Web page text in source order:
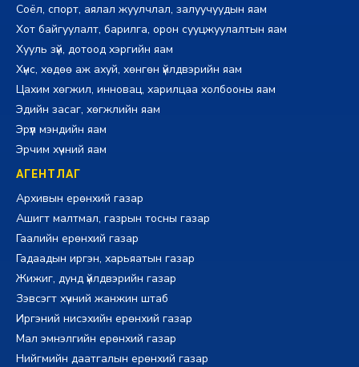
Соёл, спорт, аялал жуулчлал, залуучуудын яам
Хот байгуулалт, барилга, орон сууцжуулалтын яам
Хууль зүй, дотоод хэргийн яам
Хүнс, хөдөө аж ахуй, хөнгөн үйлдвэрийн яам
Цахим хөгжил, инновац, харилцаа холбооны яам
Эдийн засаг, хөгжлийн яам
Эрүүл мэндийн яам
Эрчим хүчний яам
АГЕНТЛАГ
Архивын ерөнхий газар
Ашигт малтмал, газрын тосны газар
Гаалийн ерөнхий газар
Гадаадын иргэн, харьяатын газар
Жижиг, дунд үйлдвэрийн газар
Зэвсэгт хүчний жанжин штаб
Иргэний нисэхийн ерөнхий газар
Мал эмнэлгийн ерөнхий газар
Нийгмийн даатгалын ерөнхий газар